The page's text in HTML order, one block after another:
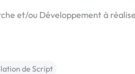
et/ou Développement à
de Script